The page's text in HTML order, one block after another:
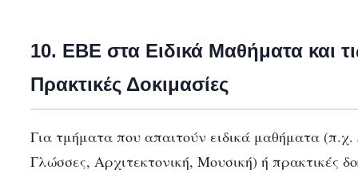
10. ΕΒΕ στα Ειδικά Μαθήματα και
Πρακτικές Δοκιμασίες
Για τμήματα που απαιτούν ειδικά μαθήματα (π.χ.
Γλώσσες, Αρχιτεκτονική, Μουσική) ή πρακτικές